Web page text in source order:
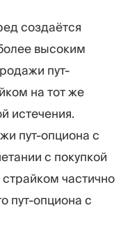
создаётся
высоким
пут-
на тот же
истечения.
пут-опциона с
с покупкой
частично
пут-опциона с